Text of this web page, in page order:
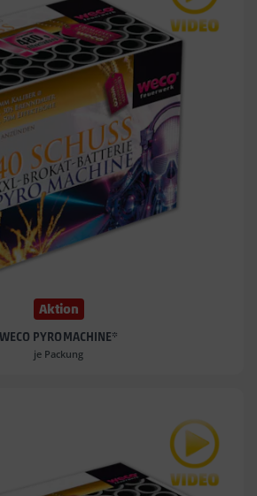
Aktion
WECO PYROMACHINE*
je Packung